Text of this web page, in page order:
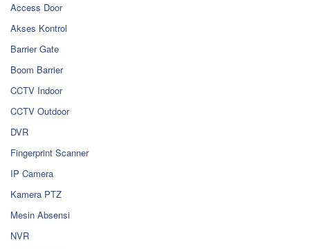
Access Door
Akses Kontrol
Barrier Gate
Boom Barrier
CCTV Indoor
CCTV Outdoor
DVR
Fingerprint Scanner
IP Camera
Kamera PTZ
Mesin Absensi
NVR